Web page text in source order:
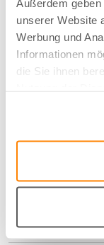
Außerdem
unserer Website
Werbung und
Informationen
die Sie ihnen
Schrumpfmass
Licht